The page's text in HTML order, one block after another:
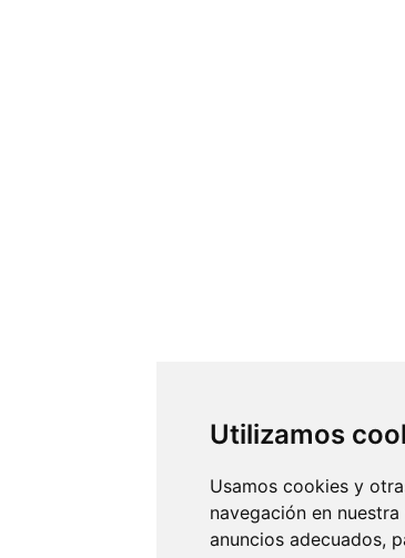
Utilizamos
Usamos cookies y
navegación en
anuncios adecuados,